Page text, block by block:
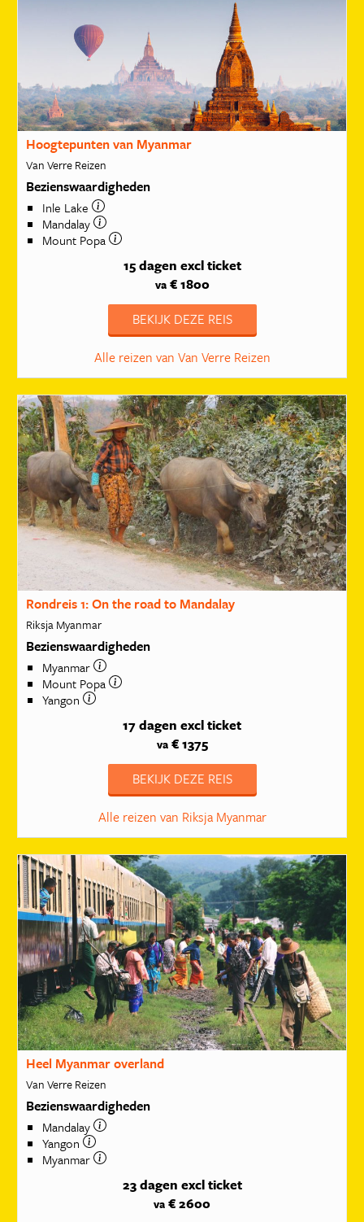
Hoogtepunten van Myanmar
Van Verre Reizen
Bezienswaardigheden
Inle Lake
Mandalay
Mount Popa
15 dagen excl ticket
va€ 1800
BEKIJK DEZE REIS
Alle reizen van Van Verre Reizen
Rondreis 1: On the road to Mandalay
Riksja Myanmar
Bezienswaardigheden
Myanmar
Mount Popa
Yangon
17 dagen excl ticket
va€ 1375
BEKIJK DEZE REIS
Alle reizen van Riksja Myanmar
Heel Myanmar overland
Van Verre Reizen
Bezienswaardigheden
Mandalay
Yangon
Myanmar
23 dagen excl ticket
va € 2600